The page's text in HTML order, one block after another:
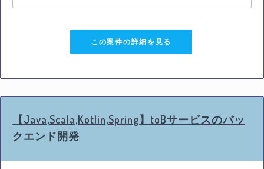
この案件の詳細を見る
【Java,Scala,Kotlin,Spring】toBサービスのバッ
クエンド開発